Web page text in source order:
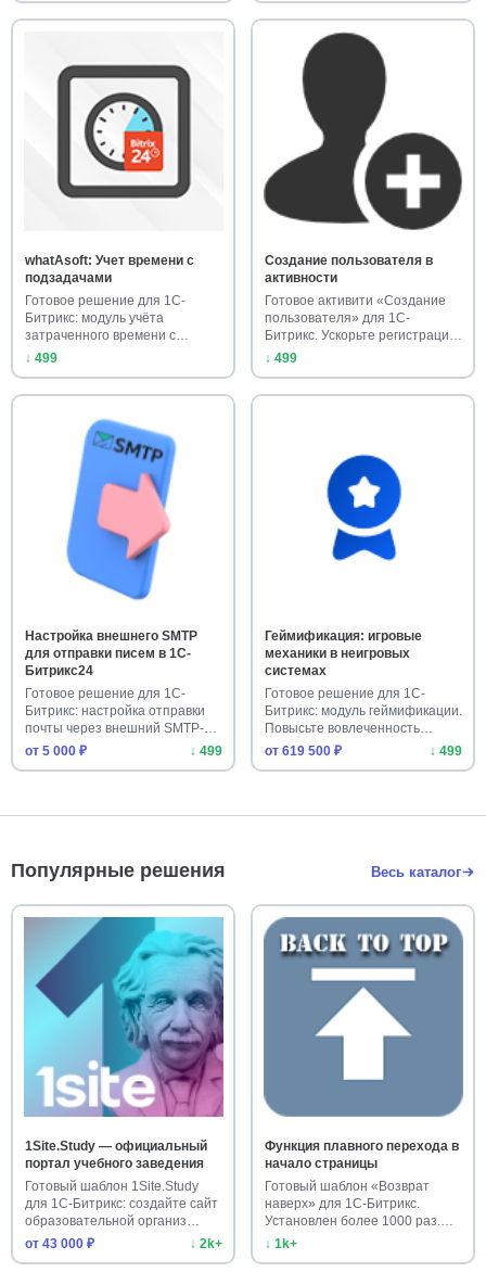
whatAsoft: Учет времени с
подзадачами
Готовое решение для 1С-
Битрикс: модуль учёта
затраченного времени с
подзадачами.…
↓ 499
Создание пользователя в
активности
Готовое активити «Создание
пользователя» для 1С-
Битрикс. Ускорьте регистрацию
и …
↓ 499
Настройка внешнего SMTP
для отправки писем в 1С-
Битрикс24
Готовое решение для 1С-
Битрикс: настройка отправки
почты через внешний SMTP-
серв…
от 5 000 ₽ ↓ 499
Геймификация: игровые
механики в неигровых
системах
Готовое решение для 1С-
Битрикс: модуль геймификации.
Повысьте вовлеченность
поль…
от 619 500 ₽ ↓ 499
Популярные решения Весь каталог
1Site.Study — официальный
портал учебного заведения
Готовый шаблон 1Site.Study
для 1С-Битрикс: создайте сайт
образовательной организ…
от 43 000 ₽
↓ 2k+
Функция плавного перехода в
начало страницы
Готовый шаблон «Возврат
наверх» для 1С-Битрикс.
Установлен более 1000 раз.
Улучш…
↓ 1k+